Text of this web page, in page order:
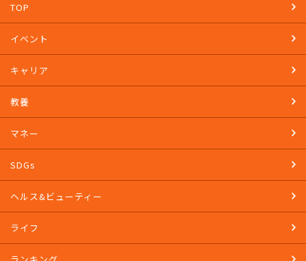
TOP
イベント
キャリア
教養
マネー
SDGs
ヘルス&ビューティー
ライフ